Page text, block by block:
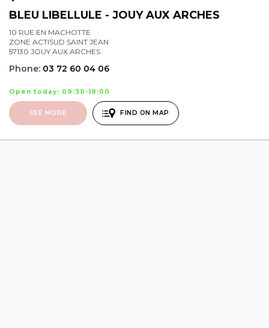
BLEU LIBELLULE - JOUY AUX ARCHES
10 RUE EN MACHOTTE
ZONE ACTISUD SAINT JEAN
57130 JOUY AUX ARCHES
Phone: 03 72 60 04 06
Open today: 09:30-19:00
SEE MORE FIND ON MAP